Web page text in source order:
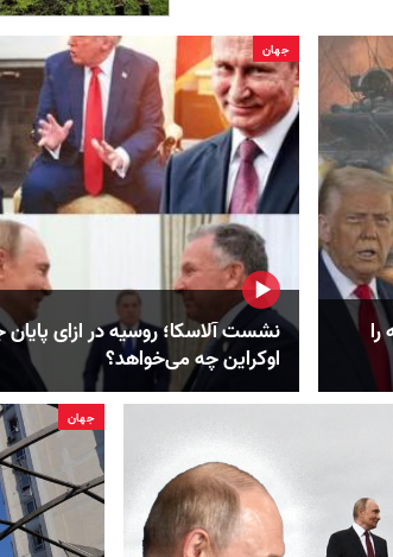
جهان
نشست آلاسکا؛ روسیه در ازای
اوکراین چه می‌خواهد؟
جهان